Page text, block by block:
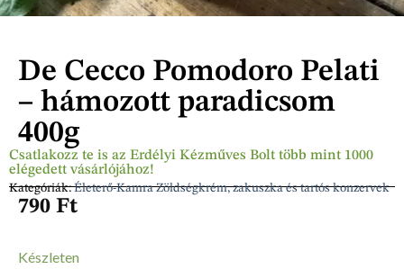
Csatlakozz te is az Erdélyi Kézműves Bolt több mint 1000
elégedett vásárlójához!
Kategóriák:Életerő-Kamra Zöldségkrém, zakuszka és tartós konzervek
De Cecco Pomodoro Pelati
– hámozott paradicsom
400g
790 Ft
Készleten